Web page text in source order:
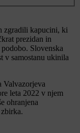
zgradili kapucini, ki
prezidan in
Slovenska
v samostanu ukinila
Valvazorjeva
leta 2022 v njem
ohranjena